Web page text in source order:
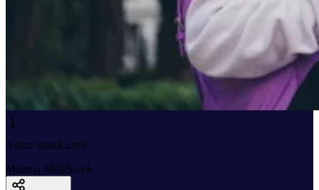
Autor: istock.com
Martina Miláčková